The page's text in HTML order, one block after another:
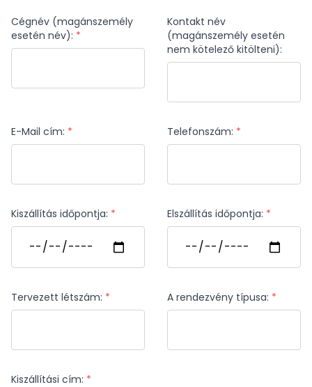
Cégnév (magánszemély
esetén név): *
Kontakt név
(magánszemély esetén
nem kötelező kitölteni):
E-Mail cím: * Telefonszám: *
Kiszállítás időpontja: * Elszállítás időpontja: *
Tervezett létszám: * A rendezvény típusa: *
Kiszállítási cím: *